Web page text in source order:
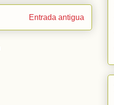
Entrada antigua